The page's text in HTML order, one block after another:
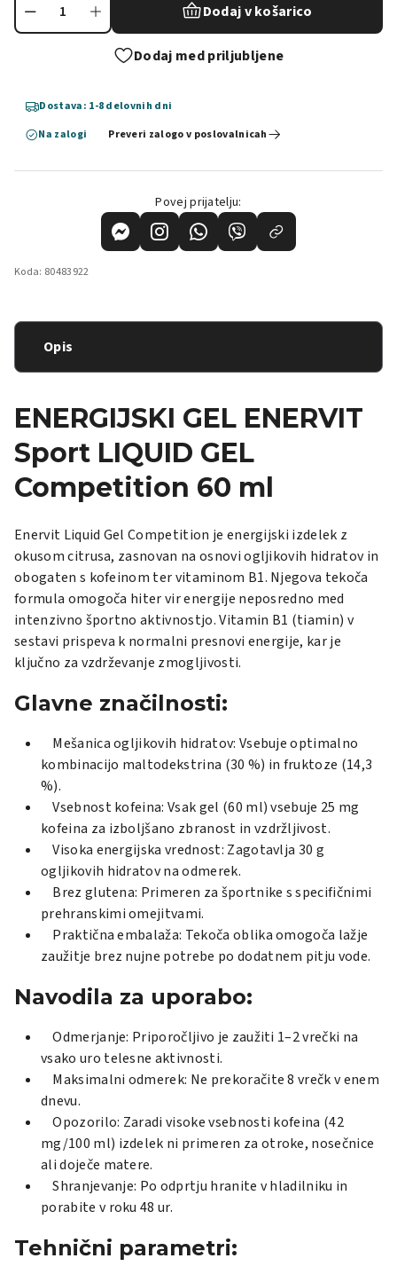
Dodaj v košarico
Dodaj med priljubljene
Dostava: 1-8 delovnih dni
Na zalogi
Preveri zalogo v poslovalnicah
Povej prijatelju:
Koda: 80483922
Opis
ENERGIJSKI GEL ENERVIT
Sport LIQUID GEL
Competition 60 ml
Enervit Liquid Gel Competition je energijski izdelek z
okusom citrusa, zasnovan na osnovi ogljikovih hidratov in
obogaten s kofeinom ter vitaminom B1. Njegova tekoča
formula omogoča hiter vir energije neposredno med
intenzivno športno aktivnostjo.Vitamin B1 (tiamin) v
sestavi prispeva k normalni presnovi energije, kar je
ključno za vzdrževanje zmogljivosti.
Glavne značilnosti:
Mešanica ogljikovih hidratov: Vsebuje optimalno
kombinacijo maltodekstrina (30 %) in fruktoze (14,3
%).
Vsebnost kofeina: Vsak gel (60 ml) vsebuje 25 mg
kofeina za izboljšano zbranost in vzdržljivost.
Visoka energijska vrednost: Zagotavlja 30 g
ogljikovih hidratov na odmerek.
Brez glutena: Primeren za športnike s specifičnimi
prehranskimi omejitvami.
Praktična embalaža: Tekoča oblika omogoča lažje
zaužitje brez nujne potrebe po dodatnem pitju vode.
Navodila za uporabo:
Odmerjanje: Priporočljivo je zaužiti 1–2 vrečki na
vsako uro telesne aktivnosti.
Maksimalni odmerek: Ne prekoračite 8 vrečk v enem
dnevu.
Opozorilo: Zaradi visoke vsebnosti kofeina (42
mg/100 ml) izdelek ni primeren za otroke, nosečnice
ali doječe matere.
Shranjevanje: Po odprtju hranite v hladilniku in
porabite v roku 48 ur.
Tehnični parametri: